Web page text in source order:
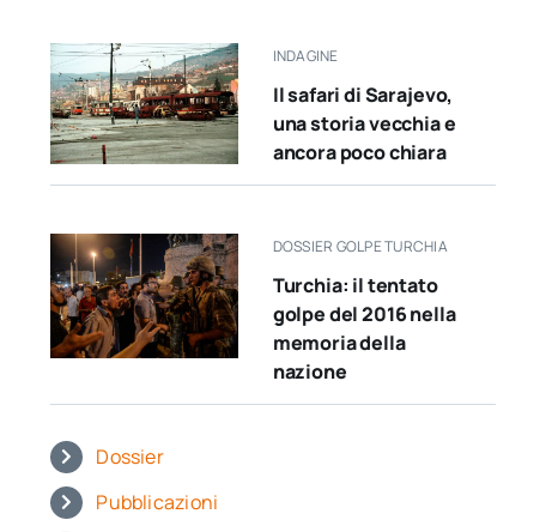
INDAGINE
Il safari di Sarajevo,
una storia vecchia e
ancora poco chiara
DOSSIER GOLPE TURCHIA
Turchia: il tentato
golpe del 2016 nella
memoria della
nazione
Dossier
Pubblicazioni